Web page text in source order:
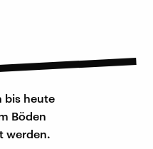
bis heute
Böden
werden.